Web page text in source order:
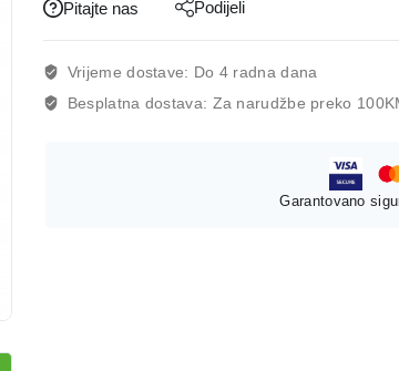
Pitajte nas Podijeli
Vrijeme dostave: Do 4 radna dana
Besplatna dostava: Za narudžbe preko
Garantovano